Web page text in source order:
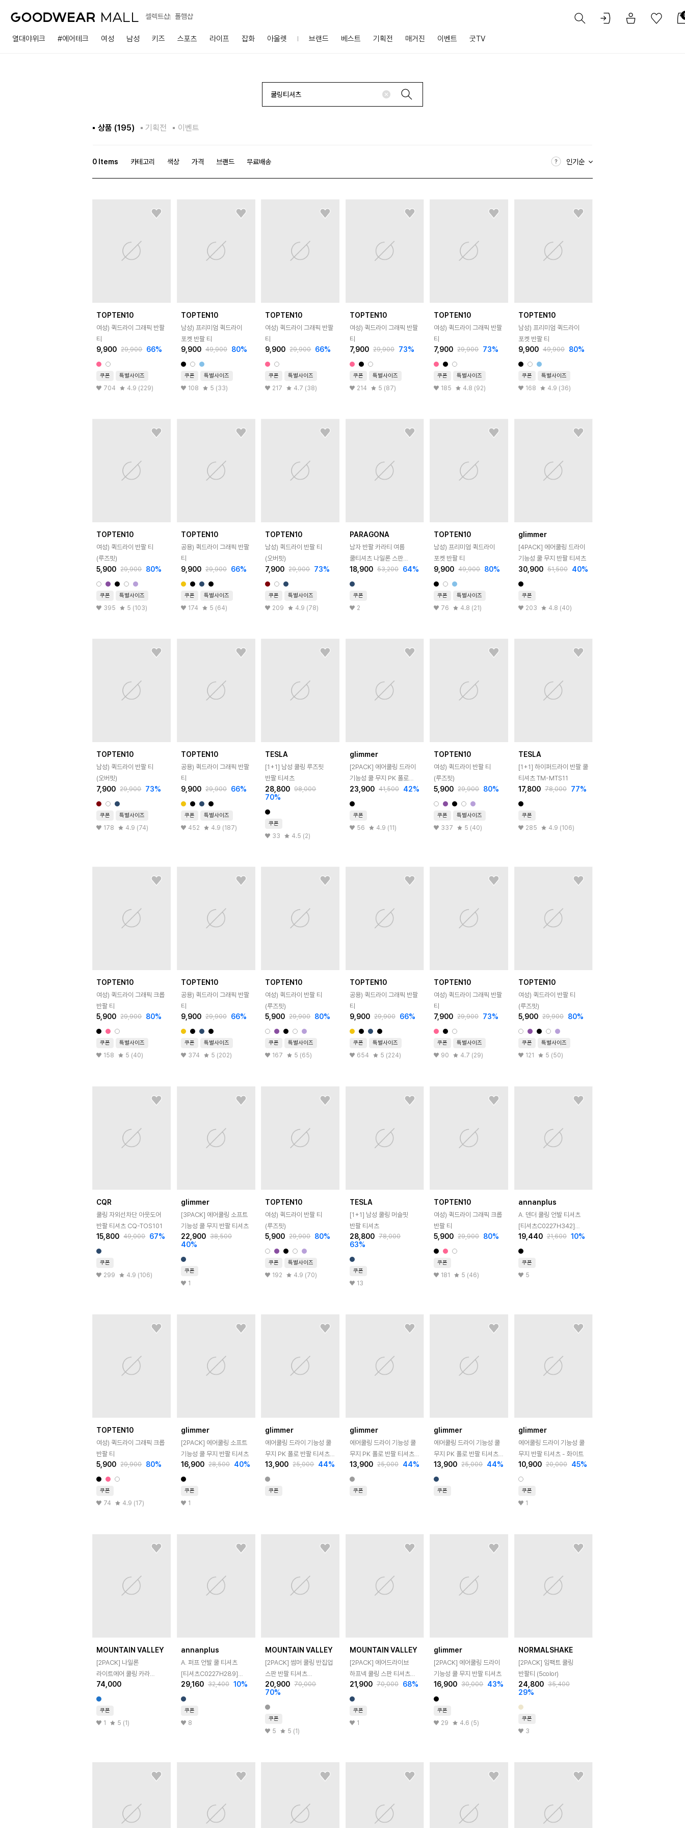
셀렉트샵 폴햄샵
열대야위크 #에어테크 여성 남성 키즈 스포츠 라이프 잡화 아울렛 브랜드 베스트 기획전 매거진 이벤트 굿TV
상품 (195) 기획전 이벤트
0 Items 카테고리 색상 가격 브랜드 무료배송 인기순
TOPTEN10
여성) 퀵드라이 그래픽 반팔
티
9,900 29,900 66%
쿠폰 특별사이즈
704 4.9 (229)
TOPTEN10
남성) 프리미엄 퀵드라이
포켓 반팔 티
9,900 49,900 80%
쿠폰 특별사이즈
108 5 (33)
TOPTEN10
여성) 퀵드라이 그래픽 반팔
티
9,900 29,900 66%
쿠폰 특별사이즈
217 4.7 (38)
TOPTEN10
여성) 퀵드라이 그래픽 반팔
티
7,900 29,900 73%
쿠폰 특별사이즈
214 5 (87)
TOPTEN10
여성) 퀵드라이 그래픽 반팔
티
7,900 29,900 73%
쿠폰 특별사이즈
185 4.8 (92)
TOPTEN10
남성) 프리미엄 퀵드라이
포켓 반팔 티
9,900 49,900 80%
쿠폰 특별사이즈
168 4.9 (36)
TOPTEN10
여성) 퀵드라이 반팔 티
(루즈핏)
5,900 29,900 80%
쿠폰 특별사이즈
395 5 (103)
TOPTEN10
공용) 퀵드라이 그래픽 반팔
티
9,900 29,900 66%
쿠폰 특별사이즈
174 5 (64)
TOPTEN10
남성) 퀵드라이 반팔 티
(오버핏)
7,900 29,900 73%
쿠폰 특별사이즈
209 4.9 (78)
PARAGONA
남자 반팔 카라티 여름
쿨티셔츠 나일론 스판
기능성 흡한속건 A26T223
18,900 53,200 64%
쿠폰
2
TOPTEN10
남성) 프리미엄 퀵드라이
포켓 반팔 티
9,900 49,900 80%
쿠폰 특별사이즈
76 4.8 (21)
glimmer
[4PACK] 에어쿨링 드라이
기능성 쿨 무지 반팔 티셔츠
30,900 51,500 40%
쿠폰
203 4.8 (40)
TOPTEN10
남성) 퀵드라이 반팔 티
(오버핏)
7,900 29,900 73%
쿠폰 특별사이즈
178 4.9 (74)
TOPTEN10
공용) 퀵드라이 그래픽 반팔
티
9,900 29,900 66%
쿠폰 특별사이즈
452 4.9 (187)
TESLA
[1+1] 남성 쿨링 루즈핏
반팔 티셔츠
28,800 98,000
70%
쿠폰
33 4.5 (2)
glimmer
[2PACK] 에어쿨링 드라이
기능성 쿨 무지 PK 폴로
반팔 티셔츠
23,900 41,500 42%
쿠폰
56 4.9 (11)
TOPTEN10
여성) 퀵드라이 반팔 티
(루즈핏)
5,900 29,900 80%
쿠폰 특별사이즈
337 5 (40)
TESLA
[1+1] 하이퍼드라이 반팔 쿨
티셔츠 TM-MTS11
17,800 78,000 77%
쿠폰
285 4.9 (106)
TOPTEN10
여성) 퀵드라이 그래픽 크롭
반팔 티
5,900 29,900 80%
쿠폰 특별사이즈
158 5 (40)
TOPTEN10
공용) 퀵드라이 그래픽 반팔
티
9,900 29,900 66%
쿠폰 특별사이즈
374 5 (202)
TOPTEN10
여성) 퀵드라이 반팔 티
(루즈핏)
5,900 29,900 80%
쿠폰 특별사이즈
167 5 (65)
TOPTEN10
공용) 퀵드라이 그래픽 반팔
티
9,900 29,900 66%
쿠폰 특별사이즈
654 5 (224)
TOPTEN10
여성) 퀵드라이 그래픽 반팔
티
7,900 29,900 73%
쿠폰 특별사이즈
90 4.7 (29)
TOPTEN10
여성) 퀵드라이 반팔 티
(루즈핏)
5,900 29,900 80%
쿠폰 특별사이즈
121 5 (50)
CQR
쿨링 자외선차단 아웃도어
반팔 티셔츠 CQ-TOS101
15,800 49,000 67%
쿠폰
299 4.9 (106)
glimmer
[3PACK] 에어쿨링 소프트
기능성 쿨 무지 반팔 티셔츠
22,900 38,500
40%
쿠폰
1
TOPTEN10
여성) 퀵드라이 반팔 티
(루즈핏)
5,900 29,900 80%
쿠폰 특별사이즈
192 4.9 (70)
TESLA
[1+1] 남성 쿨링 머슬핏
반팔 티셔츠
28,800 78,000
63%
쿠폰
13
TOPTEN10
여성) 퀵드라이 그래픽 크롭
반팔 티
5,900 29,900 80%
쿠폰
181 5 (46)
annanplus
A. 덴더 쿨링 언발 티셔츠
[티셔츠C0227H342]
빅사이즈
19,440 21,600 10%
쿠폰
5
TOPTEN10
여성) 퀵드라이 그래픽 크롭
반팔 티
5,900 29,900 80%
쿠폰
74 4.9 (17)
glimmer
[2PACK] 에어쿨링 소프트
기능성 쿨 무지 반팔 티셔츠
16,900 28,500 40%
쿠폰
1
glimmer
에어쿨링 드라이 기능성 쿨
무지 PK 폴로 반팔 티셔츠 -
그레이
13,900 25,000 44%
쿠폰
glimmer
에어쿨링 드라이 기능성 쿨
무지 PK 폴로 반팔 티셔츠 -
다크그레이
13,900 25,000 44%
쿠폰
glimmer
에어쿨링 드라이 기능성 쿨
무지 PK 폴로 반팔 티셔츠 -
네이비
13,900 25,000 44%
쿠폰
glimmer
에어쿨링 드라이 기능성 쿨
무지 반팔 티셔츠 - 화이트
10,900 20,000 45%
쿠폰
1
MOUNTAIN VALLEY
[2PACK] 나일론
라이트에어 쿨링 카라
반팔티셔츠 MVT6296
74,000
쿠폰
1 5 (1)
annanplus
A. 퍼프 언발 쿨 티셔츠
[티셔츠C0227H289]
빅사이즈
29,160 32,400 10%
쿠폰
8
MOUNTAIN VALLEY
[2PACK] 썸머 쿨링 반집업
스판 반팔 티셔츠
MVT4269
20,900 70,000
70%
쿠폰
5 5 (1)
MOUNTAIN VALLEY
[2PACK] 에어드라이브
하프넥 쿨링 스판 티셔츠
MVT5248
21,900 70,000 68%
쿠폰
1
glimmer
[2PACK] 에어쿨링 드라이
기능성 쿨 무지 반팔 티셔츠
16,900 30,000 43%
쿠폰
29 4.6 (5)
NORMALSHAKE
[2PACK] 임팩트 쿨링
반팔티 (5color)
24,800 35,400
29%
쿠폰
3